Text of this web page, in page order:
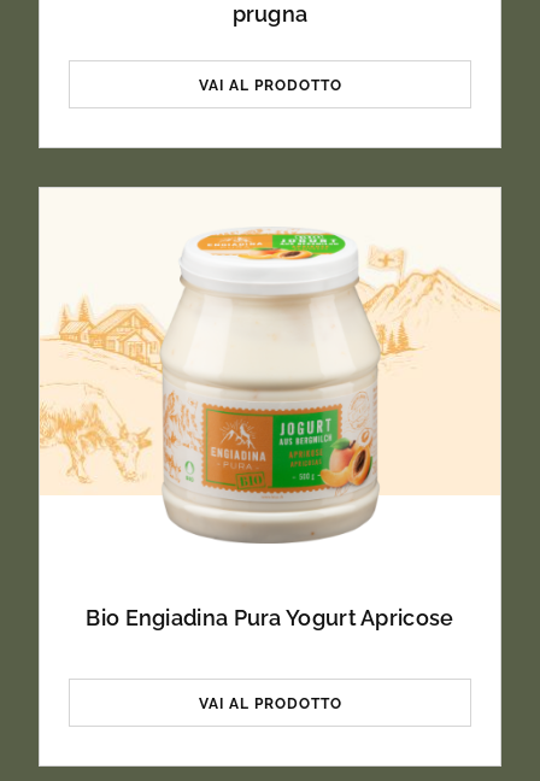
prugna
VAI AL PRODOTTO
Bio Engiadina Pura Yogurt Apricose
VAI AL PRODOTTO